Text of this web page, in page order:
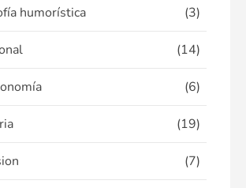
humorística (3)
(14)
(6)
(19)
(7)